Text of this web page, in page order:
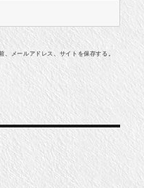
メールアドレス、サイトを保存する。